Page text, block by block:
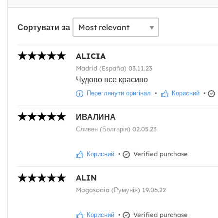
Сортувати за
ALICIA
Madrid (España) 03.11.23
Чудово все красиво
Переглянути оригінал • Корисний •
ИВАЛИНА
Сливен (Болгарія) 02.05.23
Корисний • Verified purchase
ALIN
Mogosoaia (Румунія) 19.06.22
Корисний • Verified purchase